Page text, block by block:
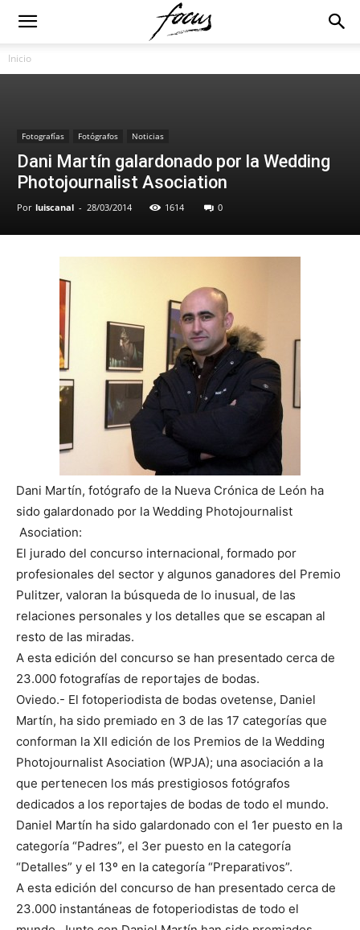
Inicio
Fotografías Fotógrafos Noticias
Dani Martín galardonado por la Wedding
Photojournalist Asociation
Por luiscanal - 28/03/2014 1614 0
Dani Martín, fotógrafo de la Nueva Crónica de León ha
sido galardonado por la Wedding Photojournalist
Asociation:
El jurado del concurso internacional, formado por
profesionales del sector y algunos ganadores del Premio
Pulitzer, valoran la búsqueda de lo inusual, de las
relaciones personales y los detalles que se escapan al
resto de las miradas.
A esta edición del concurso se han presentado cerca de
23.000 fotografías de reportajes de bodas.
Oviedo.- El fotoperiodista de bodas ovetense, Daniel
Martín, ha sido premiado en 3 de las 17 categorías que
conforman la XII edición de los Premios de la Wedding
Photojournalist Asociation (WPJA); una asociación a la
que pertenecen los más prestigiosos fotógrafos
dedicados a los reportajes de bodas de todo el mundo.
Daniel Martín ha sido galardonado con el 1er puesto en la
categoría “Padres”, el 3er puesto en la categoría
“Detalles” y el 13º en la categoría “Preparativos”.
A esta edición del concurso de han presentado cerca de
23.000 instantáneas de fotoperiodistas de todo el